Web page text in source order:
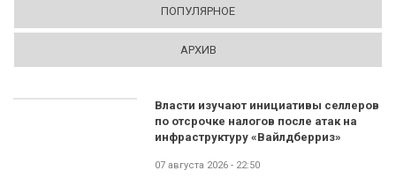
ПОПУЛЯРНОЕ
АРХИВ
Власти изучают инициативы селлеров
по отсрочке налогов после атак на
инфраструктуру «Вайлдберриз»
07 августа 2026 - 22:50